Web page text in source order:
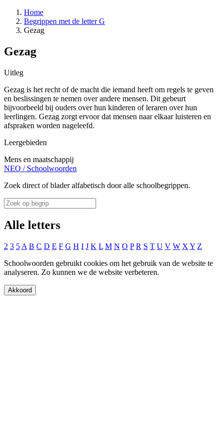
Home
Begrippen met de letter G
Gezag
Gezag
Uitleg
Gezag is het recht of de macht die iemand heeft om regels te geven
en beslissingen te nemen over andere mensen. Dit gebeurt
bijvoorbeeld bij ouders over hun kinderen of leraren over hun
leerlingen. Gezag zorgt ervoor dat mensen naar elkaar luisteren en
afspraken worden nageleefd.
Leergebieden
Mens en maatschappij
NEO / Schoolwoorden
Zoek direct of blader alfabetisch door alle schoolbegrippen.
Alle letters
2 3 5 A B C D E F G H I J K L M N O P R S T U V W X Y Z
Schoolwoorden gebruikt cookies om het gebruik van de website te
analyseren. Zo kunnen we de website verbeteren.
Akkoord